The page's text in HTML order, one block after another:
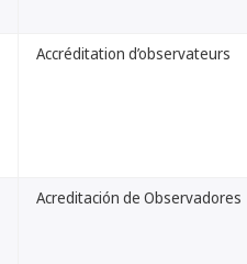
Accréditation d’observateurs
Acreditación de Observadores